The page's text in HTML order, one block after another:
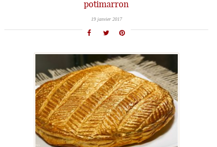
potimarron
19 janvier 2017